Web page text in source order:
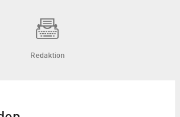
Redaktion